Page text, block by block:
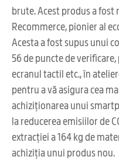
brute. Acest produs a
Recommerce, pionier al
Acesta a fost supus unui
56 de puncte de
ecranul tactil etc., în
pentru a vă asigura cea
achiziționarea unui
la reducerea emisiilor de
extracției a 164 kg de
achiziția unui produs nou.